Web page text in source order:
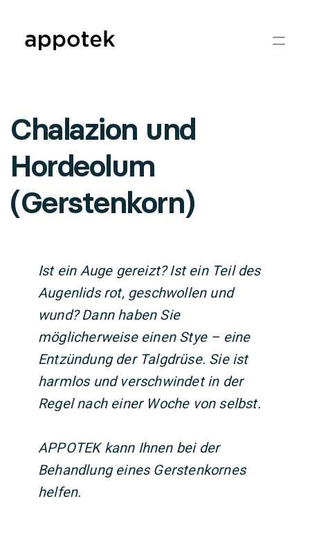
Chalazion und
Hordeolum
(Gerstenkorn)
Ist ein Auge gereizt? Ist ein Teil des
Augenlids rot, geschwollen und
wund? Dann haben Sie
möglicherweise einen Stye – eine
Entzündung der Talgdrüse. Sie ist
harmlos und verschwindet in der
Regel nach einer Woche von selbst.
APPOTEK kann Ihnen bei der
Behandlung eines Gerstenkornes
helfen.